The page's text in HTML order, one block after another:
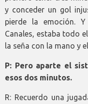
y conceder un gol
pierde la emoción.
Canales, estaba todo
la seña con la mano y
P: Pero aparte el
esos dos minutos.
R: Recuerdo una